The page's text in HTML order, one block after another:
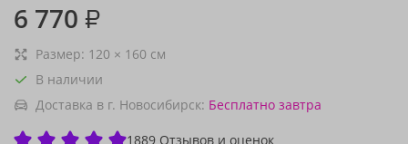
6 770 ₽
Размер: 120 × 160 см
В наличии
Доставка в г. Новосибирск: Бесплатно завтра
1889 Отзывов и оценок